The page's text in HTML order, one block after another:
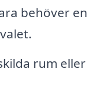
behöver en
rum eller